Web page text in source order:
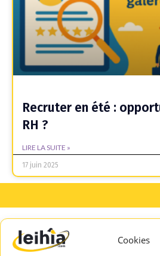
Cookies
Recruter en été :
RH ?
LIRE LA SUITE »
17 juin 2025
A PROPOS